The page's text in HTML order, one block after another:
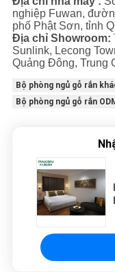
nghiệp Fuwan,
phố Phật Sơn, tỉnh
Địa chỉ Showroom:
Sunlink, Lecong
Quảng Đông, Trung
Bộ phòng ngủ gỗ rắn
Bộ phòng ngủ gỗ rắn